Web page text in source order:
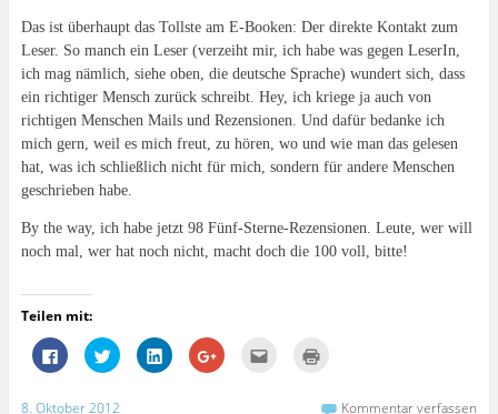
Das ist überhaupt das Tollste am E-Booken: Der direkte Kontakt zum
Leser. So manch ein Leser (verzeiht mir, ich habe was gegen LeserIn,
ich mag nämlich, siehe oben, die deutsche Sprache) wundert sich, dass
ein richtiger Mensch zurück schreibt. Hey, ich kriege ja auch von
richtigen Menschen Mails und Rezensionen. Und dafür bedanke ich
mich gern, weil es mich freut, zu hören, wo und wie man das gelesen
hat, was ich schließlich nicht für mich, sondern für andere Menschen
geschrieben habe.
By the way, ich habe jetzt 98 Fünf-Sterne-Rezensionen. Leute, wer will
noch mal, wer hat noch nicht, macht doch die 100 voll, bitte!
Teilen mit:
K
l
k
K
l
k
K
l
Z
u
k
8. Oktober 2012 Kommentar verfassen